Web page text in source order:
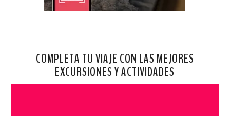
COMPLETA TU VIAJE CON LAS MEJORES
EXCURSIONES Y ACTIVIDADES